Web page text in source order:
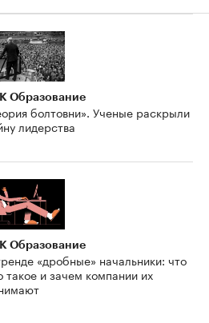
Образование
болтовни». Ученые раскрыли
лидерства
Образование
«дробные» начальники: что
такое и зачем компании их